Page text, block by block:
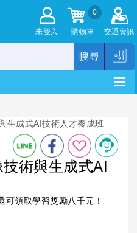
未登入
0
購物車 交通資訊
搜尋
術與生成式AI
領取學習獎勵八千元！